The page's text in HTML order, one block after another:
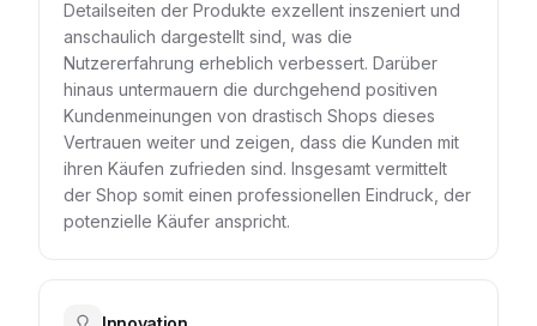
Detailseiten der Produkte exzellent inszeniert und
anschaulich dargestellt sind, was die
Nutzererfahrung erheblich verbessert. Darüber
hinaus untermauern die durchgehend positiven
Kundenmeinungen von drastisch Shops dieses
Vertrauen weiter und zeigen, dass die Kunden mit
ihren Käufen zufrieden sind. Insgesamt vermittelt
der Shop somit einen professionellen Eindruck, der
potenzielle Käufer anspricht.